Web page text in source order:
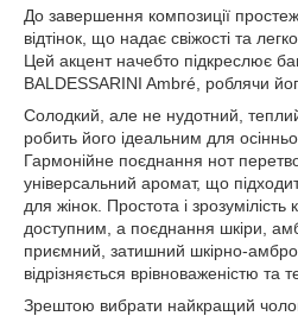
До завершення композиції
відтінок, що надає свіжості та
Цей акцент начебто підкреслює
BALDESSARINI Ambré, роблячи
Солодкий, але не нудотний,
робить його ідеальним для
Гармонійне поєднання нот
універсальний аромат, що
для жінок. Простота і зрозумілість
доступним, а поєднання шкіри,
приємний, затишний шкірно-
відрізняється врівноваженістю та
Зрештою вибрати найкращий